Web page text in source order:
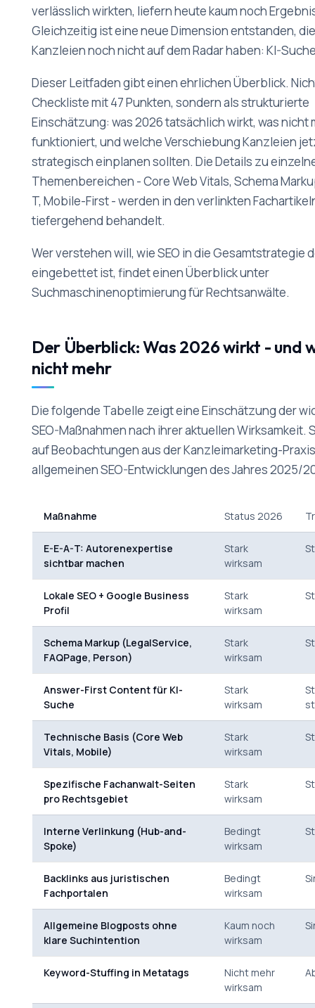
verlässlich wirkten, liefern heute kaum noch
Gleichzeitig ist eine neue Dimension entstanden,
Kanzleien noch nicht auf dem Radar haben: KI-
Dieser Leitfaden gibt einen ehrlichen Überblick.
Checkliste mit 47 Punkten, sondern als strukturierte
Einschätzung: was 2026 tatsächlich wirkt, was nicht
funktioniert, und welche Verschiebung Kanzleien
strategisch einplanen sollten. Die Details zu
Themenbereichen - Core Web Vitals, Schema
T, Mobile-First - werden in den verlinkten
tiefergehend behandelt.
Wer verstehen will, wie SEO in die Gesamtstrategie
eingebettet ist, findet einen Überblick unter
Suchmaschinenoptimierung für Rechtsanwälte.
Der Überblick: Was 2026 wirkt - und
nicht mehr
Die folgende Tabelle zeigt eine Einschätzung der
SEO-Maßnahmen nach ihrer aktuellen Wirksamkeit.
auf Beobachtungen aus der Kanzleimarketing-
allgemeinen SEO-Entwicklungen des Jahres 2025/
Maßnahme Status 2026
E-E-A-T: Autorenexpertise
sichtbar machen
Stark
wirksam
Lokale SEO + Google Business
Profil
Stark
wirksam
Schema Markup (LegalService,
FAQPage, Person)
Stark
wirksam
Answer-First Content für KI-
Suche
Stark
wirksam
Technische Basis (Core Web
Vitals, Mobile)
Stark
wirksam
Spezifische Fachanwalt-Seiten
pro Rechtsgebiet
Stark
wirksam
Interne Verlinkung (Hub-and-
Spoke)
Bedingt
wirksam
Backlinks aus juristischen
Fachportalen
Bedingt
wirksam
Allgemeine Blogposts ohne
klare Suchintention
Kaum noch
wirksam
Keyword-Stuffing in Metatags
Nicht mehr
wirksam